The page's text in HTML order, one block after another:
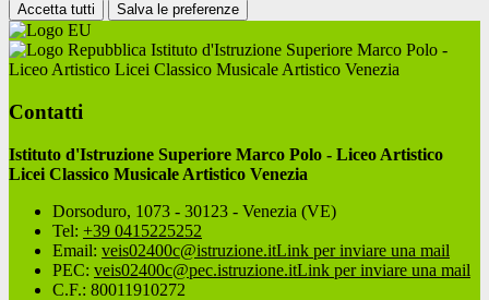
Accetta tutti Salva le preferenze
Istituto d'Istruzione Superiore Marco Polo -
Liceo Artistico Licei Classico Musicale Artistico Venezia
Contatti
Istituto d'Istruzione Superiore Marco Polo - Liceo Artistico
Licei Classico Musicale Artistico Venezia
Dorsoduro, 1073 - 30123 - Venezia (VE)
Tel: +39 0415225252
Email: veis02400c@istruzione.itLink per inviare una mail
PEC: veis02400c@pec.istruzione.itLink per inviare una mail
C.F.: 80011910272